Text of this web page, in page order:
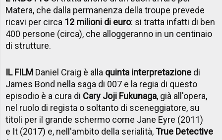
Matera, che dalla permanenza della troupe prevede
ricavi per circa 12 milioni di euro: si tratta infatti di ben
400 persone (circa), che alloggeranno in un centinaio
di strutture.
IL FILM Daniel Craig è alla quinta interpretazione di
James Bond nella saga di 007 e la regia di questo
episodio è a cura di Cary Joji Fukunaga, già all'opera,
nel ruolo di regista o soltanto di sceneggiatore, su
titoli per il grande schermo come Jane Eyre (2011)
e It (2017) e, nell'ambito della serialità,True Detective